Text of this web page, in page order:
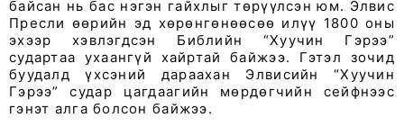
байсан нь бас нэгэн гайхлыг төрүүлсэн юм. Элвис
Пресли өөрийн эд хөрөнгөнөөсөө илүү 1800 оны
эхээр хэвлэгдсэн Библийн “Хуучин Гэрээ”
судартаа ухаангүй хайртай байжээ. Гэтэл зочид
буудалд үхсэний дараахан Элвисийн “Хуучин
Гэрээ” судар цагдаагийн мөрдөгчийн сейф­нээс
гэнэт алга болсон байжээ.